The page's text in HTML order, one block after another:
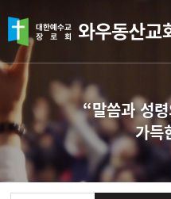
“말씀과 성
가득